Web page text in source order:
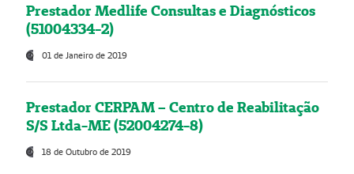
Prestador Medlife Consultas e Diagnósticos
(51004334-2)
01 de Janeiro de 2019
Prestador CERPAM – Centro de Reabilitação
S/S Ltda-ME (52004274-8)
18 de Outubro de 2019